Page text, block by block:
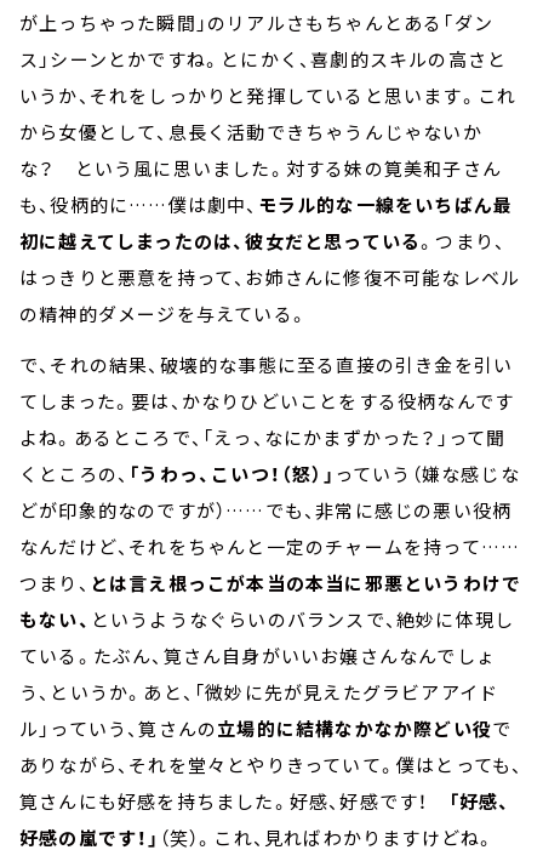
が上っちゃった瞬間」のリアルさもちゃんとある「ダン
ス」シーンとかですね。とにかく、喜劇的スキルの高さと
いうか、それをしっかりと発揮していると思います。これ
から女優として、息長く活動できちゃうんじゃないか
な？ という風に思いました。対する妹の筧美和子さん
も、役柄的に……僕は劇中、 モラル的な一線をいちばん最
初に越えてしまったのは、彼女だと思っている。つまり、
はっきりと悪意を持って、お姉さんに修復不可能なレベル
の精神的ダメージを与えている。
で、それの結果、破壊的な事態に至る直接の引き金を引い
てしまった。要は、かなりひどいことをする役柄なんです
よね。あるところで、「えっ、なにかまずかった？」って聞
くところの、 「うわっ、こいつ！（怒）」 っていう（嫌な感じな
どが印象的なのですが）……でも、非常に感じの悪い役柄
なんだけど、それをちゃんと一定のチャームを持って……
つまり、 とは言え根っこが本当の本当に邪悪というわけで
もない、 というようなぐらいのバランスで、絶妙に体現し
ている。たぶん、筧さん自身がいいお嬢さんなんでしょ
う、というか。あと、「微妙に先が見えたグラビアアイド
ル」っていう、筧さんの立場的に結構なかなか際どい役で
ありながら、それを堂々とやりきっていて。僕はとっても、
筧さんにも好感を持ちました。好感、好感です！
「好感、
好感の嵐です！」 （笑）。これ、見ればわかりますけどね。